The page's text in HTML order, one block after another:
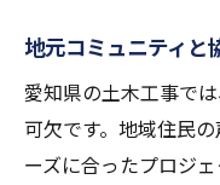
地元コミュニティと
愛知県の土木工事で
可欠です。地域住民
ーズに合ったプロジ